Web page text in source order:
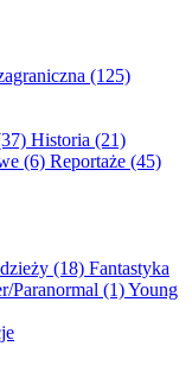
(125)
Historia (21)
(6) Reportaże (45)
(18) Fantastyka
Paranormal (1)Young